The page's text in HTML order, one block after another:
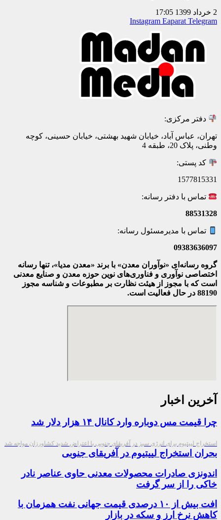
2 خرداد 1399
17:05
Instagram Eaparat Telegram
دفتر مرکزی:
تهران، عباس آباد، خیابان شهید بهشتی، خیابان حسینی، کوچه
وطنی، پلاک 20، طبقه 4
کد پستی:
1577815331
تماس با دفتر رسانه:
88531328
تماس با مدیرمسئول رسانه:
09383636097
گروه رسانه‌ای «نوآوران معدن» با برند «معدن مدیا»، تنها رسانه
اختصاصی نوآوری و فناوری‌های نوین حوزه معدن و صنایع معدنی‌
است که با مجوز از هیئت نظارت بر مطبوعات و شناسه مجوز
88190 در حال فعالیت است.
آخرین اخبار
چرا قیمت مس دوباره وارد کانال ۱۴ هزار دلار شد
استخراج لییتیوم برای انرژی سبز در آفریقای جنوبی با اعتراض شدید کشاورزان مواجه شد
بحران استخراج لییتیوم در آفریقای جنوبی
اندونزی صادرات محصولات معدنی حاوی عناصر نادر
خاکی را از سر گرفت
افت بیش از ۱۰ درصدی قیمت جهانی نفت همزمان با
کاهش نرخ ارز و سکه در بازار